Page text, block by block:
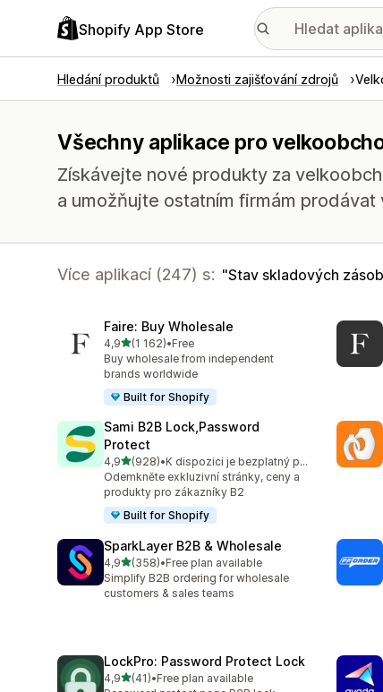
Shopify App Store
Hledání produktů Možnosti zajišťování zdrojů
Všechny aplikace pro
Získávejte nové produkty za
a umožňujte ostatním firmám prodávat
Více aplikací (247) s: Stav skladových zásob
Faire: Buy Wholesale
4,9z 5 hvězd
(1 162)
Celkový počet recenzí: 1162
•Free
Buy wholesale from independent
brands worldwide
Built for Shopify
Sami B2B Lock,Password
Protect
4,9z 5 hvězd
(928)
Celkový počet recenzí: 928
•
K dispozici je bezplatný plán
Odemkněte exkluzivní stránky, ceny a
produkty pro zákazníky B2
Built for Shopify
SparkLayer B2B & Wholesale
4,9z 5 hvězd
(358)
Celkový počet recenzí: 358
•Free plan available
Simplify B2B ordering for wholesale
customers & sales teams
LockPro: Password Protect Lock
4,9z 5 hvězd
(41)
Celkový počet recenzí: 41
•Free plan available